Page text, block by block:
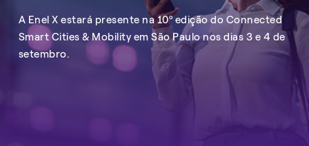
A Enel X estará presente na 10º edição do Connected
Smart Cities & Mobility em São Paulo nos dias 3 e 4 de
setembro.